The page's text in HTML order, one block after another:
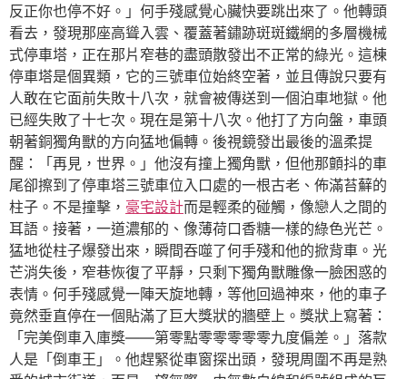
反正你也停不好。」何手殘感覺心臟快要跳出來了。他轉頭
看去，發現那座高聳入雲、覆蓋著鏽跡斑斑鐵網的多層機械
式停車塔，正在那片窄巷的盡頭散發出不正常的綠光。這棟
停車塔是個異類，它的三號車位始終空著，並且傳說只要有
人敢在它面前失敗十八次，就會被傳送到一個泊車地獄。他
已經失敗了十七次。現在是第十八次。他打了方向盤，車頭
朝著銅獨角獸的方向猛地偏轉。後視鏡發出最後的溫柔提
醒：「再見，世界。」他沒有撞上獨角獸，但他那顫抖的車
尾卻擦到了停車塔三號車位入口處的一根古老、佈滿苔蘚的
柱子。不是撞擊， 豪宅設計而是輕柔的碰觸，像戀人之間的
耳語。接著，一道濃郁的、像薄荷口香糖一樣的綠色光芒。
猛地從柱子爆發出來，瞬間吞噬了何手殘和他的掀背車。光
芒消失後，窄巷恢復了平靜，只剩下獨角獸雕像一臉困惑的
表情。何手殘感覺一陣天旋地轉，等他回過神來，他的車子
竟然垂直停在一個貼滿了巨大獎狀的牆壁上。獎狀上寫著：
「完美倒車入庫獎——第零點零零零零零九度偏差。」落款
人是「倒車王」。他趕緊從車窗探出頭，發現周圍不再是熟